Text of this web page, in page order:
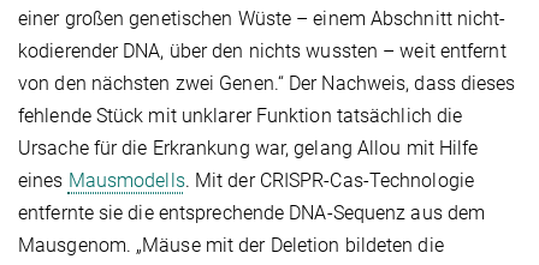
einer großen genetischen Wüste – einem Abschnitt nicht-
kodierender DNA, über den nichts wussten – weit entfernt
von den nächsten zwei Genen.“ Der Nachweis, dass dieses
fehlende Stück mit unklarer Funktion tatsächlich die
Ursache für die Erkrankung war, gelang Allou mit Hilfe
eines Mausmodells. Mit der CRISPR-Cas-Technologie
entfernte sie die entsprechende DNA-Sequenz aus dem
Mausgenom. „Mäuse mit der Deletion bildeten die